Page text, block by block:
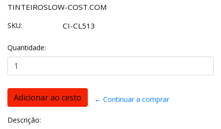
TINTEIROSLOW-COST.COM
SKU: CI-CL513
Quantidade:
← Continuar a comprar
Descrição: